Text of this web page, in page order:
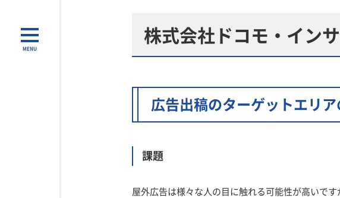
MENU
株式会社ドコモ・ イン
広告出稿のターゲットエリ
課題
屋外広告は様々な人の目に触れる可能性が高いで